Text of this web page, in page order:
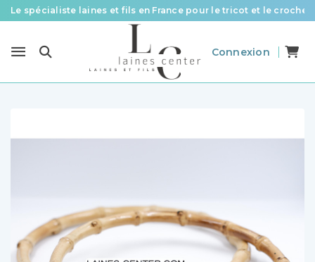
Le spécialiste laines et fils en France pour le tricot et le crochet
Livraison offerte à partir de 58 € d’achat
Connexion